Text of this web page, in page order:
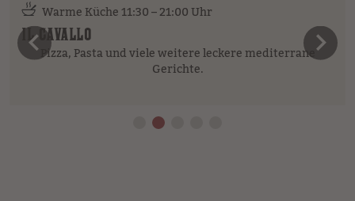
Warme Küche 11:30 – 21:00 Uhr
IL CAVALLO
Pizza, Pasta und viele weitere leckere mediterrane
Gerichte.
vorheriges Element